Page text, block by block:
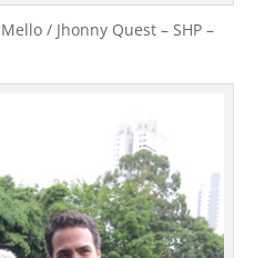
/ Jhonny Quest – SHP –